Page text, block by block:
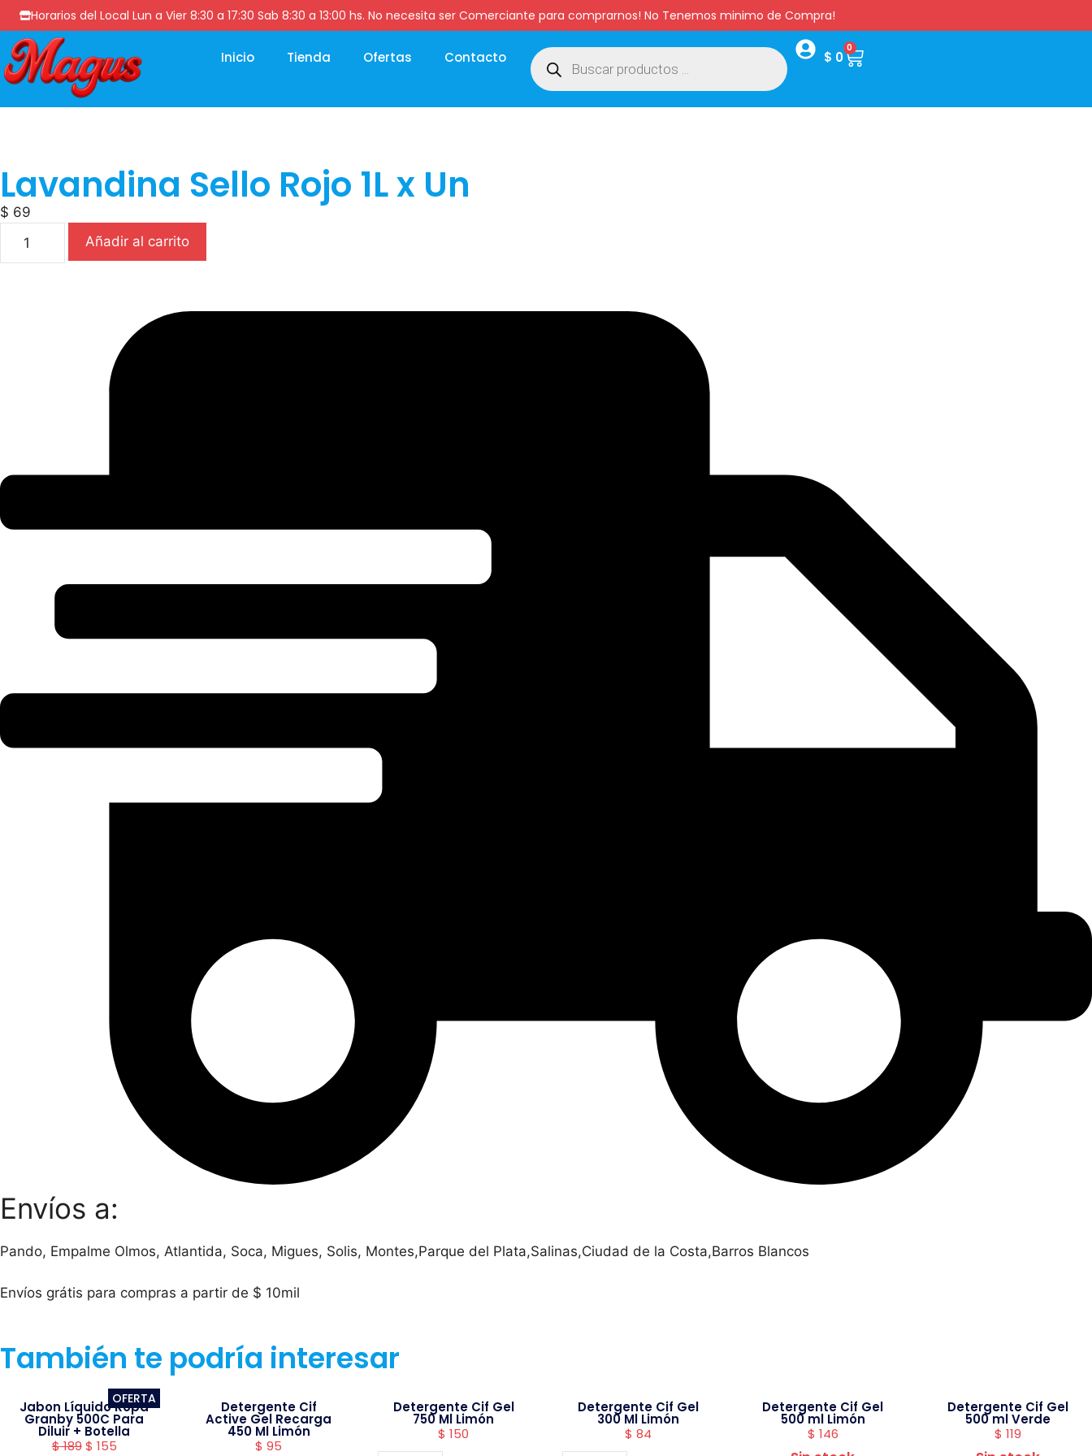
Horarios del Local Lun a Vier 8:30 a 17:30 Sab 8:30 a 13:00 hs. No necesita ser Comerciante para comprarnos! No Tenemos minimo de Compra!
Inicio Tienda Ofertas Contacto $ 0
0
Lavandina Sello Rojo 1L x Un
$ 69
Añadir al carrito
Envíos a:
Pando, Empalme Olmos, Atlantida, Soca, Migues, Solis, Montes,Parque del Plata,Salinas,Ciudad de la Costa,Barros Blancos
Envíos grátis para compras a partir de $ 10mil
También te podría interesar
OFERTA
Jabon Líquido Ropa
Granby 500C Para
Diluir + Botella
$189 $ 155
Detergente Cif
Active Gel Recarga
450 Ml Limón
$ 95
Detergente Cif Gel
750 Ml Limón
$ 150
Detergente Cif Gel
300 Ml Limón
$ 84
Detergente Cif Gel
500 ml Limón
$ 146
Detergente Cif Gel
500 ml Verde
$ 119